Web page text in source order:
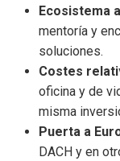
Ecosistema
mentoría y
soluciones.
Costes
oficina y de
misma
Puerta a
DACH y en